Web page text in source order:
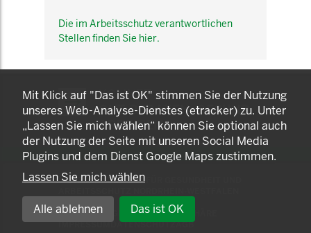
Die im Arbeitsschutz verantwortlichen
Stellen finden Sie hier.
KOMNET
GUT BERATEN. GESUND
ARBEITEN.
© 2025 LANDESAMT FÜR GESUNDHEIT UND
EINSTELLUNGEN ZUR PRIVATSPHÄRE
IMPRESSUMDATENSCHUTZAGB
Mit Klick auf "Das ist OK" stimmen Sie der Nutzung
unseres Web-Analyse-Dienstes (etracker) zu. Unter
„Lassen Sie mich wählen“ können Sie optional auch
der Nutzung der Seite mit unseren Social Media
Plugins und dem Dienst Google Maps zustimmen.
Lassen Sie mich wählen
Alle ablehnen Das ist OK